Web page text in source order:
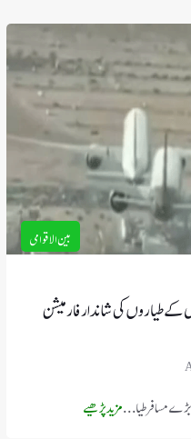
بین الاقوامی
کے طیاروں کی شاندار فارمیشن
مزید پڑھیے